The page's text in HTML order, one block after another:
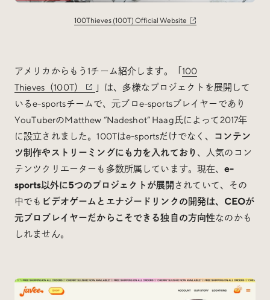
100Thieves (100T) Official Website
アメリカからもう1チーム紹介します。「 100
Thieves（100T）
」は、多様なプロジェクトを展開して
いるe-sportsチームで、元プロe-sportsプレイヤーであり
YouTuberのMatthew “Nadeshot” Haag氏によって2017年
に設立されました。100Tはe-sportsだけでなく、
コンテン
ツ制作やストリーミングにも力を入れており 、人気のコン
テンツクリエーターも多数所属しています。現在、e-
sports以外に5つのプロジェクトが展開 されていて、その
中でも ビデオゲームとエナジードリンクの開発は、CEOが
元プロプレイヤーだからこそできる独自の方向性なのかも
しれません。